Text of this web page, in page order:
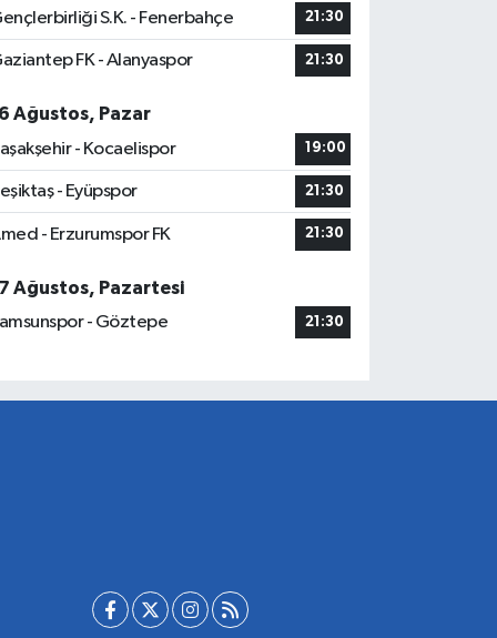
S.K. - Fenerbahçe 21:30
FK - Alanyaspor 21:30
Ağustos, Pazar
- Kocaelispor
19:00
- Eyüpspor 21:30
- Erzurumspor FK 21:30
Ağustos, Pazartesi
- Göztepe
21:30